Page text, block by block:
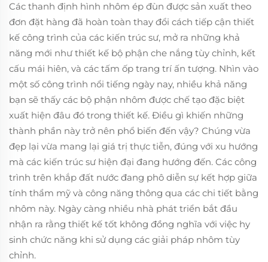
Các thanh định hình nhôm ép đùn được sản xuất theo
đơn đặt hàng đã hoàn toàn thay đổi cách tiếp cận thiết
kế công trình của các kiến trúc sư, mở ra những khả
năng mới như thiết kế bộ phận che nắng tùy chỉnh, kết
cấu mái hiên, và các tấm ốp trang trí ấn tượng. Nhìn vào
một số công trình nổi tiếng ngày nay, nhiều khả năng
bạn sẽ thấy các bộ phận nhôm được chế tạo đặc biệt
xuất hiện đâu đó trong thiết kế. Điều gì khiến những
thành phần này trở nên phổ biến đến vậy? Chúng vừa
đẹp lại vừa mang lại giá trị thực tiễn, đúng với xu hướng
mà các kiến trúc sư hiện đại đang hướng đến. Các công
trình trên khắp đất nước đang phô diễn sự kết hợp giữa
tính thẩm mỹ và công năng thông qua các chi tiết bằng
nhôm này. Ngày càng nhiều nhà phát triển bắt đầu
nhận ra rằng thiết kế tốt không đồng nghĩa với việc hy
sinh chức năng khi sử dụng các giải pháp nhôm tùy
chỉnh.